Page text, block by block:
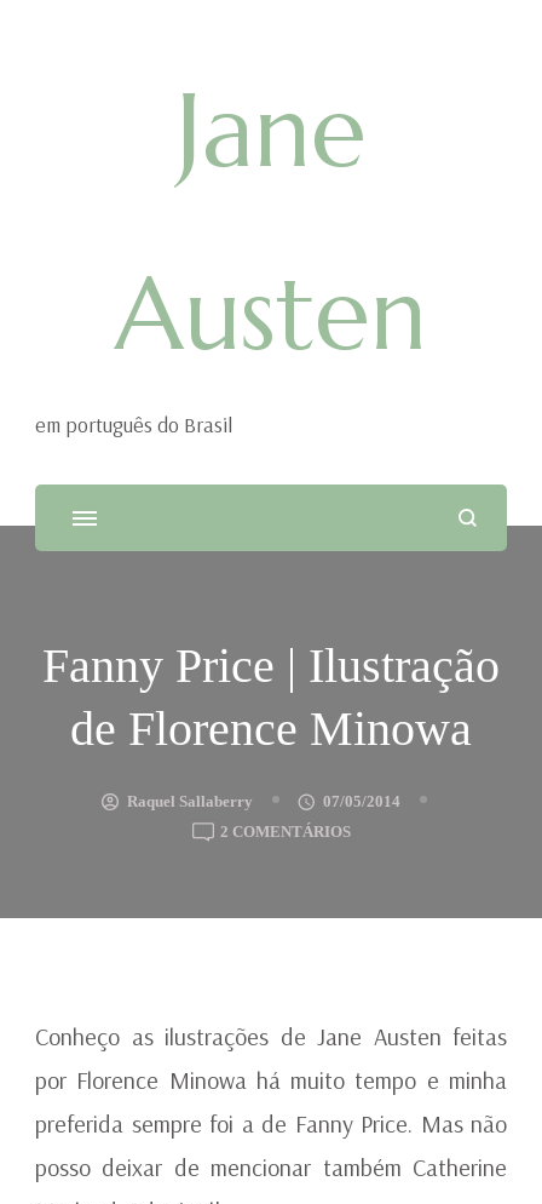
Jane
Austen
em português do Brasil
Fanny Price | Ilustração
de Florence Minowa
Raquel Sallaberry
07/05/2014
2 COMENTÁRIOSEM
|
MINOWA
Conheço as ilustrações de Jane Austen feitas
por Florence Minowa há muito tempo e minha
preferida sempre foi a de Fanny Price. Mas não
posso deixar de mencionar também Catherine